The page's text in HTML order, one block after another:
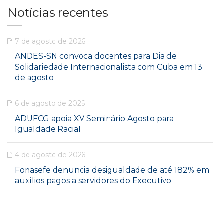
Notícias recentes
7 de agosto de 2026
ANDES-SN convoca docentes para Dia de
Solidariedade Internacionalista com Cuba em 13
de agosto
6 de agosto de 2026
ADUFCG apoia XV Seminário Agosto para
Igualdade Racial
4 de agosto de 2026
Fonasefe denuncia desigualdade de até 182% em
auxílios pagos a servidores do Executivo